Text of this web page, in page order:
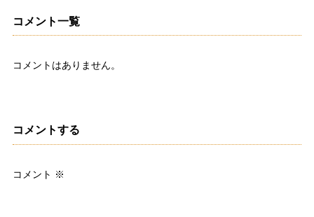
コメント一覧
コメントはありません。
コメントする
コメント ※